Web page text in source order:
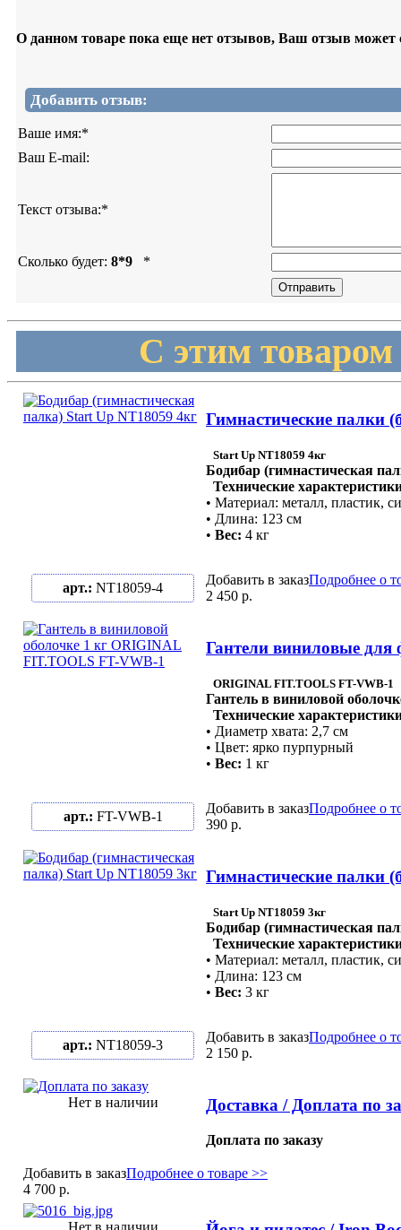
О данном товаре пока еще нет отзывов, Ваш отзыв может
Добавить отзыв:
Ваше имя:*
Ваш E-mail:
Текст отзыва:*
Сколько будет: 8*9 *
С этим
Гимнастические палки
Start Up NT18059 4кг
Бодибар (гимнастическая
Технические
• Материал: металл, пластик,
• Длина: 123 см
• Вес: 4 кг
арт.: NT18059-4
Добавить в заказПодробнее о
2 450 р.
Гантели виниловые
ORIGINAL FIT.TOOLS FT-VWB-1
Гантель в виниловой
Технические
• Диаметр хвата: 2,7 см
• Цвет: ярко пурпурный
• Вес: 1 кг
арт.: FT-VWB-1
Добавить в заказПодробнее о
390 р.
Гимнастические палки
Start Up NT18059 3кг
Бодибар (гимнастическая
Технические
• Материал: металл, пластик,
• Длина: 123 см
• Вес: 3 кг
арт.: NT18059-3
Добавить в заказПодробнее о
2 150 р.
Нет в наличии Доставка / Доплата по
Доплата по заказу
Добавить в заказПодробнее о товаре >>
4 700 р.